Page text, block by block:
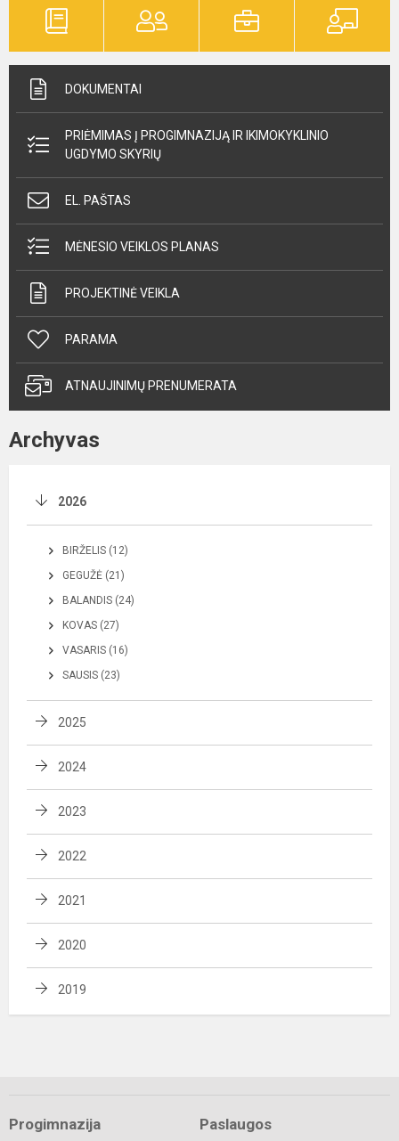
DOKUMENTAI
PRIĖMIMAS Į PROGIMNAZIJĄ IR IKIMOKYKLINIO
UGDYMO SKYRIŲ
EL. PAŠTAS
MĖNESIO VEIKLOS PLANAS
PROJEKTINĖ VEIKLA
PARAMA
ATNAUJINIMŲ PRENUMERATA
Archyvas
2026
BIRŽELIS (12)
GEGUŽĖ (21)
BALANDIS (24)
KOVAS (27)
VASARIS (16)
SAUSIS (23)
2025
2024
2023
2022
2021
2020
2019
Progimnazija Paslaugos